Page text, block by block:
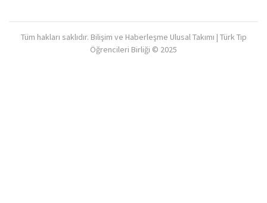
Tüm hakları saklıdır. Bilişim ve Haberleşme Ulusal Takımı | Türk Tıp
Öğrencileri Birliği © 2025